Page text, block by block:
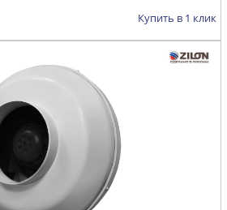
Купить в 1 клик